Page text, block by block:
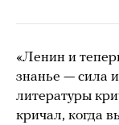
«Ленин и
знанье — сила
литературы
кричал, когда